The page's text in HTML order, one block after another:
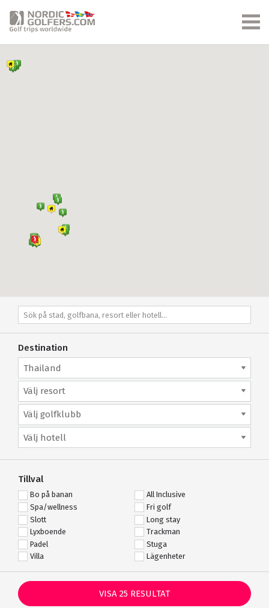
Destination
Thailand
Välj resort
Välj golfklubb
Välj hotell
Tillval
Bo på banan
All Inclusive
Spa/wellness
Fri golf
Slott
Long stay
Lyxboende
Trackman
Padel
Stuga
Villa
Lägenheter
VISA 25 RESULTAT